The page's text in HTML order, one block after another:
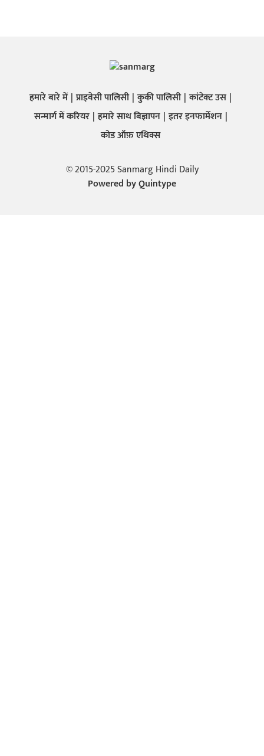
हमारे बारे में प्राइवेसी पालिसी कुकी पालिसी कांटेक्ट उस
सन्मार्ग में करियर हमारे साथ बिज्ञापन इतर इनफार्मेशन
कोड ऑफ़ एथिक्स
© 2015-2025 Sanmarg Hindi Daily
Powered byQuintype